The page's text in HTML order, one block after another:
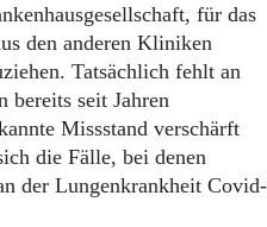
für das
den anderen Kliniken
Tatsächlich fehlt an
bereits seit Jahren
Missstand verschärft
die Fälle, bei denen
der Lungenkrankheit Covid-